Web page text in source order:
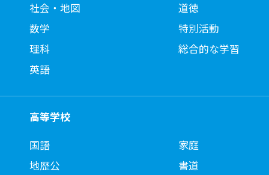
社会・地図
数学
理科
英語
道徳
特別活動
総合的な学習
高等学校
国語
地歴公
家庭
書道